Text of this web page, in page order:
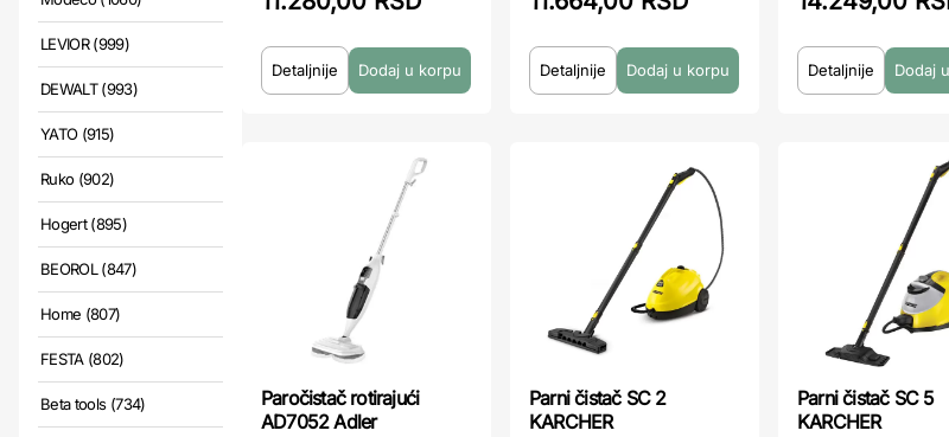
LEVIOR (999)
DEWALT (993)
YATO (915)
Ruko (902)
Hogert (895)
BEOROL (847)
Home (807)
FESTA (802)
Beta tools (734)
Detaljnije Detaljnije Detaljnije
Paročistač rotirajući
AD7052 Adler
Parni čistač SC 2
KARCHER
Parni čistač SC 5
KARCHER